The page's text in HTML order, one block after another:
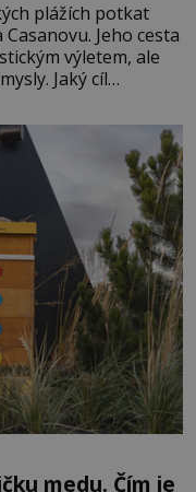
plážích potkat
Jeho cesta
výletem, ale
Jaký cíl
tamní
žádným nováčkem,
medu. Čím je